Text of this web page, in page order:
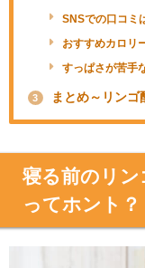
SNSでの口コミ
おすすめカロリ
すっぱさが苦手
3 まとめ～リンゴ
寝る前のリ
ってホント？